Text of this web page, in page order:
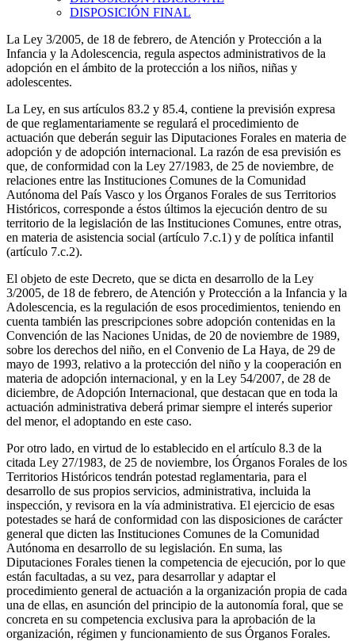
DISPOSICIÓN FINAL
La Ley 3/2005, de 18 de febrero, de Atención y Protección a la
Infancia y la Adolescencia, regula aspectos administrativos de la
adopción en el ámbito de la protección a los niños, niñas y
adolescentes.
La Ley, en sus artículos 83.2 y 85.4, contiene la previsión expresa
de que reglamentariamente se regulará el procedimiento de
actuación que deberán seguir las Diputaciones Forales en materia de
adopción y de adopción internacional. La razón de esa previsión es
que, de conformidad con la Ley 27/1983, de 25 de noviembre, de
relaciones entre las Instituciones Comunes de la Comunidad
Autónoma del País Vasco y los Órganos Forales de sus Territorios
Históricos, corresponde a éstos últimos la ejecución dentro de su
territorio de la legislación de las Instituciones Comunes, entre otras,
en materia de asistencia social (artículo 7.c.1) y de política infantil
(artículo 7.c.2).
El objeto de este Decreto, que se dicta en desarrollo de la Ley
3/2005, de 18 de febrero, de Atención y Protección a la Infancia y la
Adolescencia, es la regulación de esos procedimientos, teniendo en
cuenta también las prescripciones sobre adopción contenidas en la
Convención de las Naciones Unidas, de 20 de noviembre de 1989,
sobre los derechos del niño, en el Convenio de La Haya, de 29 de
mayo de 1993, relativo a la protección del niño y la cooperación en
materia de adopción internacional, y en la Ley 54/2007, de 28 de
diciembre, de Adopción Internacional, que destacan que en toda la
actuación administrativa deberá primar siempre el interés superior
del menor, el adoptando en este caso.
Por otro lado, en virtud de lo establecido en el artículo 8.3 de la
citada Ley 27/1983, de 25 de noviembre, los Órganos Forales de los
Territorios Históricos tendrán potestad reglamentaria, para el
desarrollo de sus propios servicios, administrativa, incluida la
inspección, y revisora en la vía administrativa. El ejercicio de esas
potestades se hará de conformidad con las disposiciones de carácter
general que dicten las Instituciones Comunes de la Comunidad
Autónoma en desarrollo de su legislación. En suma, las
Diputaciones Forales tienen la competencia de ejecución, por lo que
están facultadas, a su vez, para desarrollar y adaptar el
procedimiento general de actuación a la organización propia de cada
una de ellas, en asunción del principio de la autonomía foral, que se
concreta en su competencia exclusiva para la aprobación de la
organización, régimen y funcionamiento de sus Órganos Forales.